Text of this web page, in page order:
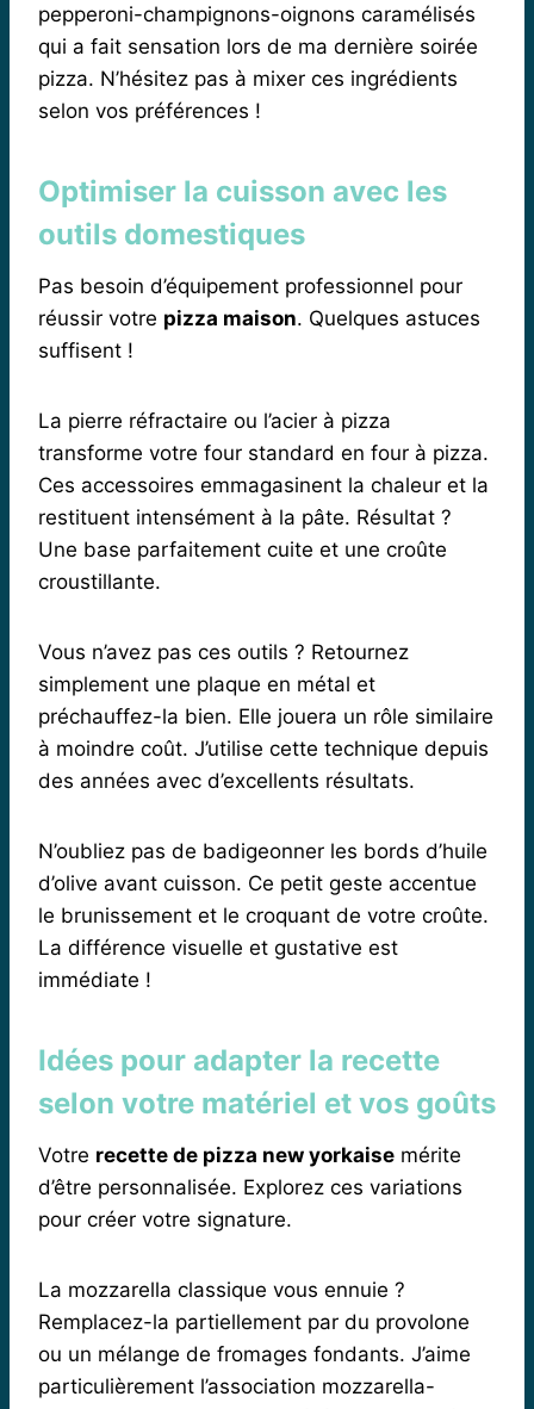
pepperoni-champignons-oignons caramélisés
qui a fait sensation lors de ma dernière soirée
pizza. N’hésitez pas à mixer ces ingrédients
selon vos préférences !
Optimiser la cuisson avec les
outils domestiques
Pas besoin d’équipement professionnel pour
réussir votre pizza maison. Quelques astuces
suffisent !
La pierre réfractaire ou l’acier à pizza
transforme votre four standard en four à pizza.
Ces accessoires emmagasinent la chaleur et la
restituent intensément à la pâte. Résultat ?
Une base parfaitement cuite et une croûte
croustillante.
Vous n’avez pas ces outils ? Retournez
simplement une plaque en métal et
préchauffez-la bien. Elle jouera un rôle similaire
à moindre coût. J’utilise cette technique depuis
des années avec d’excellents résultats.
N’oubliez pas de badigeonner les bords d’huile
d’olive avant cuisson. Ce petit geste accentue
le brunissement et le croquant de votre croûte.
La différence visuelle et gustative est
immédiate !
Idées pour adapter la recette
selon votre matériel et vos goûts
Votre recette de pizza new yorkaise mérite
d’être personnalisée. Explorez ces variations
pour créer votre signature.
La mozzarella classique vous ennuie ?
Remplacez-la partiellement par du provolone
ou un mélange de fromages fondants. J’aime
particulièrement l’association mozzarella-